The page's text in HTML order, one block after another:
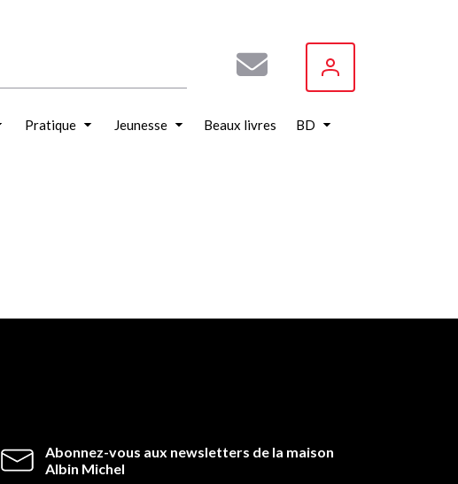
Pratique Jeunesse Beaux livres BD
Abonnez-vous aux newsletters de la maison
Albin Michel